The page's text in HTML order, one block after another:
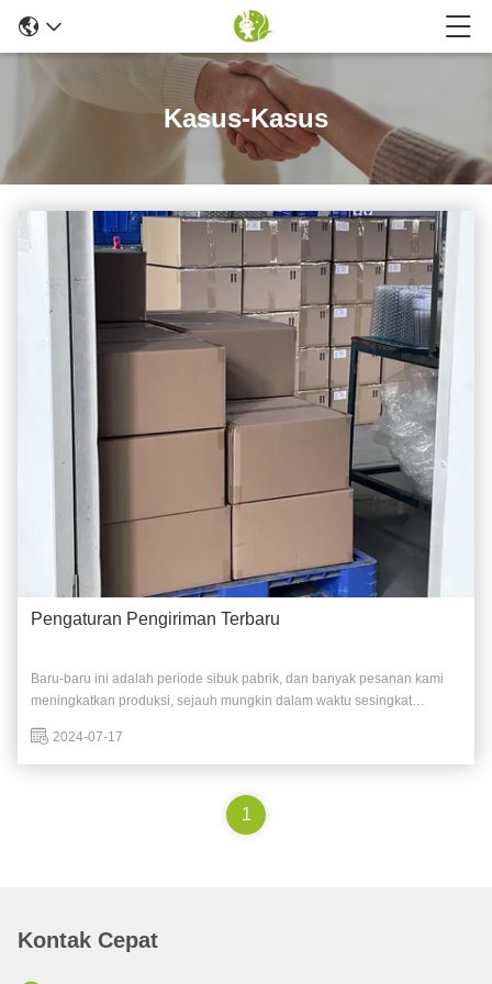
Kasus-Kasus
Pengaturan Pengiriman Terbaru
Baru-baru ini adalah periode sibuk pabrik, dan banyak pesanan kami
meningkatkan produksi, sejauh mungkin dalam waktu sesingkat
menyesuaikan produk silikon, silakan hubungi kami dengan cepat.
2024-07-17
1
Kontak Cepat